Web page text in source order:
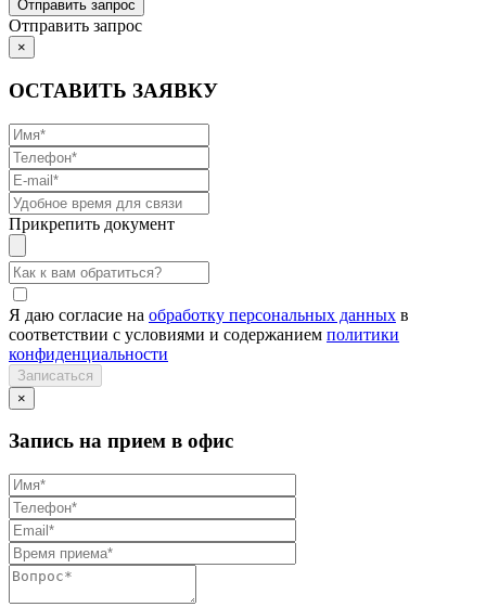
Отправить запрос
×
ОСТАВИТЬ ЗАЯВКУ
Прикрепить документ
Я даю согласие на обработку персональных данных в
соответствии с условиями и содержанием политики
конфиденциальности
×
Запись на прием в офис